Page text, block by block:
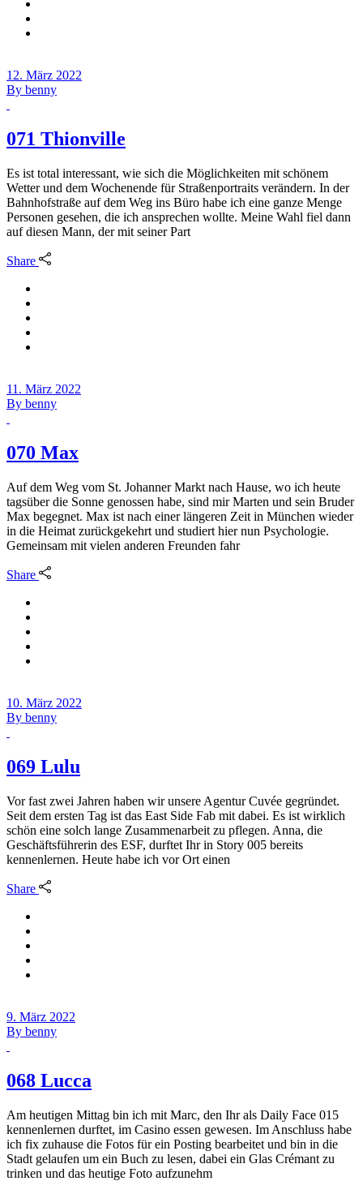
12. März 2022
By benny
071 Thionville
Es ist total interessant, wie sich die Möglichkeiten mit schönem
Wetter und dem Wochenende für Straßenportraits verändern. In der
Bahnhofstraße auf dem Weg ins Büro habe ich eine ganze Menge
Personen gesehen, die ich ansprechen wollte. Meine Wahl fiel dann
auf diesen Mann, der mit seiner Part
Share
11. März 2022
By benny
070 Max
Auf dem Weg vom St. Johanner Markt nach Hause, wo ich heute
tagsüber die Sonne genossen habe, sind mir Marten und sein Bruder
Max begegnet. Max ist nach einer längeren Zeit in München wieder
in die Heimat zurückgekehrt und studiert hier nun Psychologie.
Gemeinsam mit vielen anderen Freunden fahr
Share
10. März 2022
By benny
069 Lulu
Vor fast zwei Jahren haben wir unsere Agentur Cuvée gegründet.
Seit dem ersten Tag ist das East Side Fab mit dabei. Es ist wirklich
schön eine solch lange Zusammenarbeit zu pflegen. Anna, die
Geschäftsführerin des ESF, durftet Ihr in Story 005 bereits
kennenlernen. Heute habe ich vor Ort einen
Share
9. März 2022
By benny
068 Lucca
Am heutigen Mittag bin ich mit Marc, den Ihr als Daily Face 015
kennenlernen durftet, im Casino essen gewesen. Im Anschluss habe
ich fix zuhause die Fotos für ein Posting bearbeitet und bin in die
Stadt gelaufen um ein Buch zu lesen, dabei ein Glas Crémant zu
trinken und das heutige Foto aufzunehm